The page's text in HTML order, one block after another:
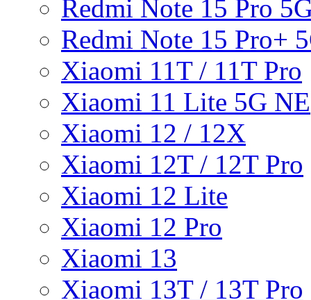
Redmi Note 15 Pro
Redmi Note 15 Pro+
Xiaomi 11T / 11T Pro
Xiaomi 11 Lite 5G NE
Xiaomi 12 / 12X
Xiaomi 12T / 12T Pro
Xiaomi 12 Lite
Xiaomi 12 Pro
Xiaomi 13
Xiaomi 13T / 13T Pro